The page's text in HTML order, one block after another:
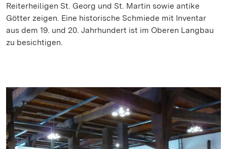
Reiterheiligen St. Georg und St. Martin sowie antike
Götter zeigen. Eine historische Schmiede mit Inventar
aus dem 19. und 20. Jahrhundert ist im Oberen Langbau
zu besichtigen.